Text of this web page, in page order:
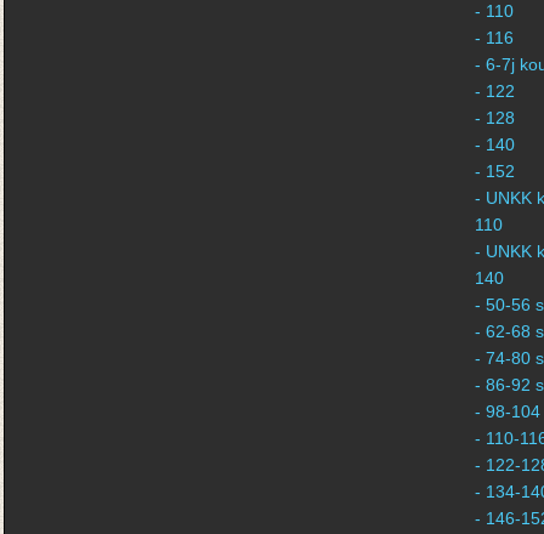
- 110
- 116
- 6-7j
- 122
- 128
- 140
- 152
- UNKK
110
- UNKK
140
- 50-56
- 62-68
- 74-80
- 86-92
- 98-104
- 110-
- 122-
- 134-
- 146-